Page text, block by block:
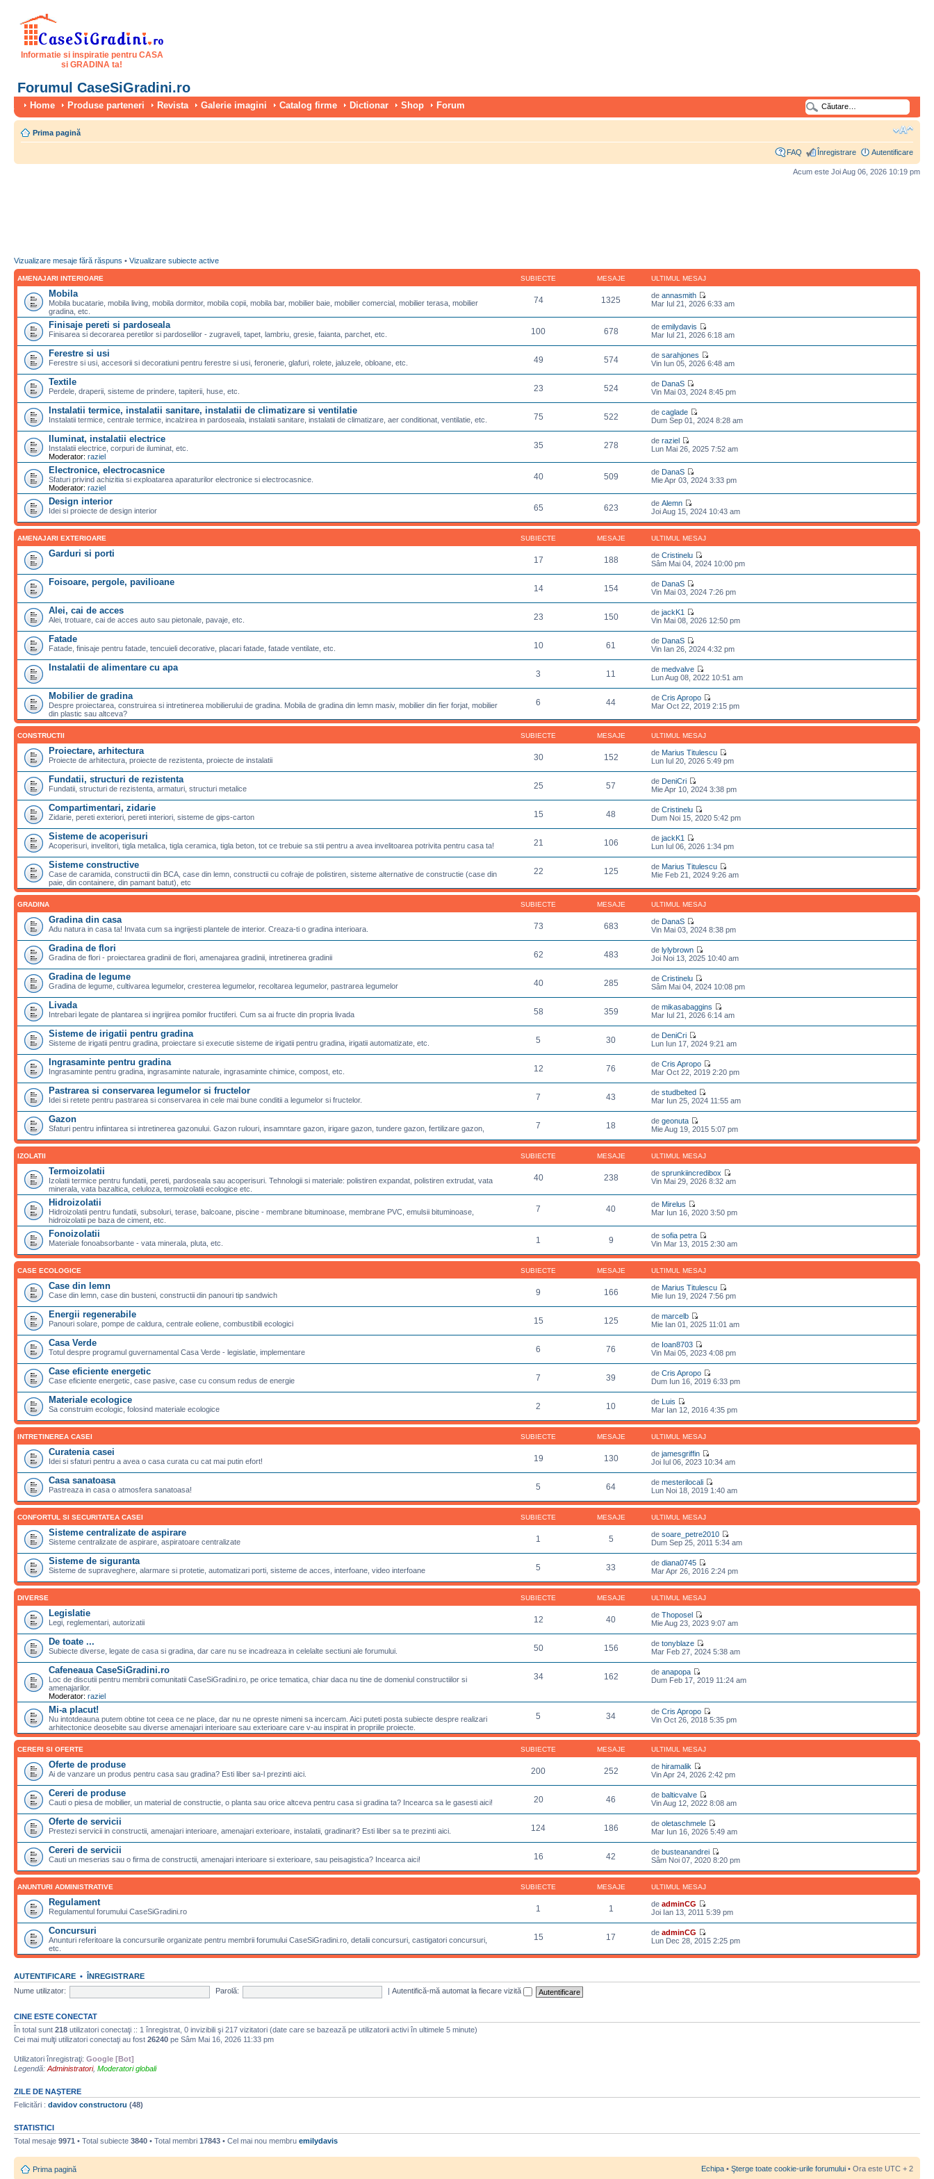
Informatie si inspiratie pentru CASA
si GRADINA ta!
Forumul CaseSiGradini.ro
Home Produse parteneri Revista Galerie imagini Catalog firme Dictionar Shop Forum
Prima pagină
FAQ Înregistrare Autentificare
Acum este Joi Aug 06, 2026 10:19 pm
Vizualizare mesaje fără răspuns • Vizualizare subiecte active
AMENAJARI INTERIOARE SUBIECTE MESAJE ULTIMUL MESAJ
Mobila
Mobila bucatarie, mobila living, mobila dormitor, mobila copii, mobila bar, mobilier baie, mobilier comercial, mobilier terasa, mobilier
gradina, etc.
74 1325 deannasmith
Mar Iul 21, 2026 6:33 am
Finisaje pereti si pardoseala
Finisarea si decorarea peretilor si pardoselilor - zugraveli, tapet, lambriu, gresie, faianta, parchet, etc. 100 678 deemilydavis
Mar Iul 21, 2026 6:18 am
Ferestre si usi
Ferestre si usi, accesorii si decoratiuni pentru ferestre si usi, feronerie, glafuri, rolete, jaluzele, obloane, etc. 49 574 desarahjones
Vin Iun 05, 2026 6:48 am
Textile
Perdele, draperii, sisteme de prindere, tapiterii, huse, etc. 23 524 de DanaS
Vin Mai 03, 2024 8:45 pm
Instalatii termice, instalatii sanitare, instalatii de climatizare si ventilatie
Instalatii termice, centrale termice, incalzirea in pardoseala, instalatii sanitare, instalatii de climatizare, aer conditionat, ventilatie, etc. 75 522 decaglade
Dum Sep 01, 2024 8:28 am
Iluminat, instalatii electrice
Instalatii electrice, corpuri de iluminat, etc.
Moderator: raziel
35 278 deraziel
Lun Mai 26, 2025 7:52 am
Electronice, electrocasnice
Sfaturi privind achizitia si exploatarea aparaturilor electronice si electrocasnice.
Moderator: raziel
40 509 de DanaS
Mie Apr 03, 2024 3:33 pm
Design interior
Idei si proiecte de design interior 65 623 deAlemn
Joi Aug 15, 2024 10:43 am
AMENAJARI EXTERIOARE SUBIECTE MESAJE ULTIMUL MESAJ
Garduri si porti
17 188 deCristinelu
Sâm Mai 04, 2024 10:00 pm
Foisoare, pergole, pavilioane
14 154 de DanaS
Vin Mai 03, 2024 7:26 pm
Alei, cai de acces
Alei, trotuare, cai de acces auto sau pietonale, pavaje, etc. 23 150 dejackK1
Vin Mai 08, 2026 12:50 pm
Fatade
Fatade, finisaje pentru fatade, tencuieli decorative, placari fatade, fatade ventilate, etc. 10 61 de DanaS
Vin Ian 26, 2024 4:32 pm
Instalatii de alimentare cu apa
3 11 demedvalve
Lun Aug 08, 2022 10:51 am
Mobilier de gradina
Despre proiectarea, construirea si intretinerea mobilierului de gradina. Mobila de gradina din lemn masiv, mobilier din fier forjat, mobilier
din plastic sau altceva?
6 44 deCris Apropo
Mar Oct 22, 2019 2:15 pm
CONSTRUCTII SUBIECTE MESAJE ULTIMUL MESAJ
Proiectare, arhitectura
Proiecte de arhitectura, proiecte de rezistenta, proiecte de instalatii 30 152 de Marius Titulescu
Lun Iul 20, 2026 5:49 pm
Fundatii, structuri de rezistenta
Fundatii, structuri de rezistenta, armaturi, structuri metalice 25 57 de DeniCri
Mie Apr 10, 2024 3:38 pm
Compartimentari, zidarie
Zidarie, pereti exteriori, pereti interiori, sisteme de gips-carton 15 48 deCristinelu
Dum Noi 15, 2020 5:42 pm
Sisteme de acoperisuri
Acoperisuri, invelitori, tigla metalica, tigla ceramica, tigla beton, tot ce trebuie sa stii pentru a avea invelitoarea potrivita pentru casa ta! 21 106 dejackK1
Lun Iul 06, 2026 1:34 pm
Sisteme constructive
Case de caramida, constructii din BCA, case din lemn, constructii cu cofraje de polistiren, sisteme alternative de constructie (case din
paie, din containere, din pamant batut), etc
22 125 de Marius Titulescu
Mie Feb 21, 2024 9:26 am
GRADINA SUBIECTE MESAJE ULTIMUL MESAJ
Gradina din casa
Adu natura in casa ta! Invata cum sa ingrijesti plantele de interior. Creaza-ti o gradina interioara. 73 683 de DanaS
Vin Mai 03, 2024 8:38 pm
Gradina de flori
Gradina de flori - proiectarea gradinii de flori, amenajarea gradinii, intretinerea gradinii 62 483 delylybrown
Joi Noi 13, 2025 10:40 am
Gradina de legume
Gradina de legume, cultivarea legumelor, cresterea legumelor, recoltarea legumelor, pastrarea legumelor 40 285 deCristinelu
Sâm Mai 04, 2024 10:08 pm
Livada
Intrebari legate de plantarea si ingrijirea pomilor fructiferi. Cum sa ai fructe din propria livada 58 359 demikasabaggins
Mar Iul 21, 2026 6:14 am
Sisteme de irigatii pentru gradina
Sisteme de irigatii pentru gradina, proiectare si executie sisteme de irigatii pentru gradina, irigatii automatizate, etc. 5 30 de DeniCri
Lun Iun 17, 2024 9:21 am
Ingrasaminte pentru gradina
Ingrasaminte pentru gradina, ingrasaminte naturale, ingrasaminte chimice, compost, etc. 12 76 deCris Apropo
Mar Oct 22, 2019 2:20 pm
Pastrarea si conservarea legumelor si fructelor
Idei si retete pentru pastrarea si conservarea in cele mai bune conditii a legumelor si fructelor. 7 43 destudbelted
Mar Iun 25, 2024 11:55 am
Gazon
Sfaturi pentru infiintarea si intretinerea gazonului. Gazon rulouri, insamntare gazon, irigare gazon, tundere gazon, fertilizare gazon, 7 18 degeonuta
Mie Aug 19, 2015 5:07 pm
IZOLATII SUBIECTE MESAJE ULTIMUL MESAJ
Termoizolatii
Izolatii termice pentru fundatii, pereti, pardoseala sau acoperisuri. Tehnologii si materiale: polistiren expandat, polistiren extrudat, vata
minerala, vata bazaltica, celuloza, termoizolatii ecologice etc.
40 238 desprunkiincredibox
Vin Mai 29, 2026 8:32 am
Hidroizolatii
Hidroizolatii pentru fundatii, subsoluri, terase, balcoane, piscine - membrane bituminoase, membrane PVC, emulsii bituminoase,
hidroizolatii pe baza de ciment, etc.
7 40 de Mirelus
Mar Iun 16, 2020 3:50 pm
Fonoizolatii
Materiale fonoabsorbante - vata minerala, pluta, etc. 1 9 desofia petra
Vin Mar 13, 2015 2:30 am
CASE ECOLOGICE SUBIECTE MESAJE ULTIMUL MESAJ
Case din lemn
Case din lemn, case din busteni, constructii din panouri tip sandwich 9 166 de Marius Titulescu
Mie Iun 19, 2024 7:56 pm
Energii regenerabile
Panouri solare, pompe de caldura, centrale eoliene, combustibili ecologici 15 125 demarcelb
Mie Ian 01, 2025 11:01 am
Casa Verde
Totul despre programul guvernamental Casa Verde - legislatie, implementare 6 76 de Ioan8703
Vin Mai 05, 2023 4:08 pm
Case eficiente energetic
Case eficiente energetic, case pasive, case cu consum redus de energie 7 39 deCris Apropo
Dum Iun 16, 2019 6:33 pm
Materiale ecologice
Sa construim ecologic, folosind materiale ecologice 2 10 de Luis
Mar Ian 12, 2016 4:35 pm
INTRETINEREA CASEI SUBIECTE MESAJE ULTIMUL MESAJ
Curatenia casei
Idei si sfaturi pentru a avea o casa curata cu cat mai putin efort! 19 130 dejamesgriffin
Joi Iul 06, 2023 10:34 am
Casa sanatoasa
Pastreaza in casa o atmosfera sanatoasa! 5 64 demesterilocali
Lun Noi 18, 2019 1:40 am
CONFORTUL SI SECURITATEA CASEI SUBIECTE MESAJE ULTIMUL MESAJ
Sisteme centralizate de aspirare
Sisteme centralizate de aspirare, aspiratoare centralizate 1 5 desoare_petre2010
Dum Sep 25, 2011 5:34 am
Sisteme de siguranta
Sisteme de supraveghere, alarmare si protetie, automatizari porti, sisteme de acces, interfoane, video interfoane 5 33 dediana0745
Mar Apr 26, 2016 2:24 pm
DIVERSE SUBIECTE MESAJE ULTIMUL MESAJ
Legislatie
Legi, reglementari, autorizatii 12 40 deThoposel
Mie Aug 23, 2023 9:07 am
De toate ...
Subiecte diverse, legate de casa si gradina, dar care nu se incadreaza in celelalte sectiuni ale forumului. 50 156 detonyblaze
Mar Feb 27, 2024 5:38 am
Cafeneaua CaseSiGradini.ro
Loc de discutii pentru membrii comunitatii CaseSiGradini.ro, pe orice tematica, chiar daca nu tine de domeniul constructiilor si
amenajarilor.
Moderator: raziel
34 162 deanapopa
Dum Feb 17, 2019 11:24 am
Mi-a placut!
Nu intotdeauna putem obtine tot ceea ce ne place, dar nu ne opreste nimeni sa incercam. Aici puteti posta subiecte despre realizari
arhitectonice deosebite sau diverse amenajari interioare sau exterioare care v-au inspirat in propriile proiecte.
5 34 deCris Apropo
Vin Oct 26, 2018 5:35 pm
CERERI SI OFERTE SUBIECTE MESAJE ULTIMUL MESAJ
Oferte de produse
Ai de vanzare un produs pentru casa sau gradina? Esti liber sa-l prezinti aici. 200 252 dehiramalik
Vin Apr 24, 2026 2:42 pm
Cereri de produse
Cauti o piesa de mobilier, un material de constructie, o planta sau orice altceva pentru casa si gradina ta? Incearca sa le gasesti aici! 20 46 debalticvalve
Vin Aug 12, 2022 8:08 am
Oferte de servicii
Prestezi servicii in constructii, amenajari interioare, amenajari exterioare, instalatii, gradinarit? Esti liber sa te prezinti aici. 124 186 deoletaschmele
Mar Iun 16, 2026 5:49 am
Cereri de servicii
Cauti un meserias sau o firma de constructii, amenajari interioare si exterioare, sau peisagistica? Incearca aici! 16 42 debusteanandrei
Sâm Noi 07, 2020 8:20 pm
ANUNTURI ADMINISTRATIVE SUBIECTE MESAJE ULTIMUL MESAJ
Regulament
Regulamentul forumului CaseSiGradini.ro 1 1 deadminCG
Joi Ian 13, 2011 5:39 pm
Concursuri
Anunturi referitoare la concursurile organizate pentru membrii forumului CaseSiGradini.ro, detalii concursuri, castigatori concursuri,
etc.
15 17 deadminCG
Lun Dec 28, 2015 2:25 pm
AUTENTIFICARE • ÎNREGISTRARE
Nume utilizator:
Parolă: |Autentifică-mă automat la fiecare vizită
CINE ESTE CONECTAT
În total sunt 218 utilizatori conectaţi :: 1 înregistrat, 0 invizibili şi 217 vizitatori (date care se bazează pe utilizatorii activi în ultimele 5 minute)
Cei mai mulţi utilizatori conectaţi au fost 26240 pe Sâm Mai 16, 2026 11:33 pm
Utilizatori înregistraţi: Google [Bot]
Legendă: Administratori, Moderatori globali
ZILE DE NAŞTERE
Felicitări : davidov constructoru (48)
STATISTICI
Total mesaje 9971 • Total subiecte 3840 • Total membri 17843 • Cel mai nou membru emilydavis
Prima pagină Echipa • Şterge toate cookie-urile forumului • Ora este UTC + 2